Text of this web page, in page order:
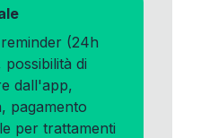
(24h
di
dall'app,
pagamento
per trattamenti